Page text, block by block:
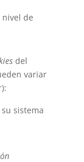
de
del
variar
sistema